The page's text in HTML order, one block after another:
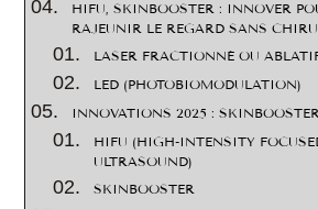
HIFU, SKINBOOSTER : INNOVER
RAJEUNIR LE REGARD SANS
LASER FRACTIONNÉ OU
LED (PHOTOBIOMODULATION)
INNOVATIONS 2025 :
HIFU (HIGH-INTENSITY
ULTRASOUND)
SKINBOOSTER